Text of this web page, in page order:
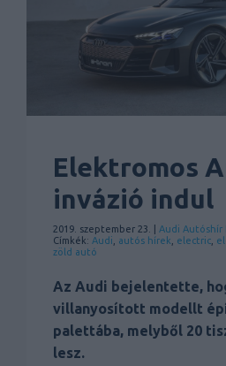
Elektromos
invázió indul
2019. szeptember 23. | Audi Autóshír
Címkék: Audi autós hírek electric
zöld autó
Az Audi bejelentette,
villanyosított modellt
palettába, melyből 20
lesz.